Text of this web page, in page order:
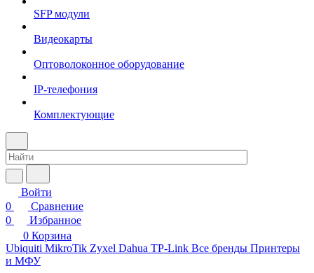
SFP модули
Видеокарты
Оптоволоконное оборудование
IP-телефония
Комплектующие
Войти
0
Сравнение
0
Избранное
0 Корзина
Ubiquiti MikroTik Zyxel Dahua TP-Link Все бренды Принтеры
и МФУ